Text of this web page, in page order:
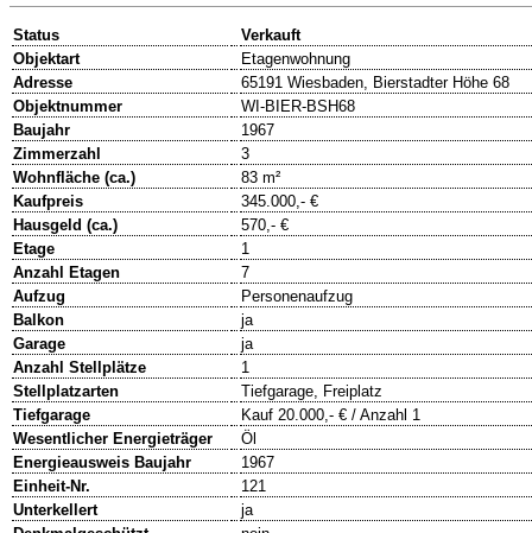
Status
Verkauft
Objektart
Etagenwohnung
Adresse
65191 Wiesbaden, Bierstadter Höhe 68
Objektnummer
WI-BIER-BSH68
Baujahr
1967
Zimmerzahl
3
Wohnfläche (ca.)
83 m²
Kaufpreis
345.000,- €
Hausgeld (ca.)
570,- €
Etage
1
Anzahl Etagen
7
Aufzug
Personenaufzug
Balkon
ja
Garage
ja
Anzahl Stellplätze
1
Stellplatzarten
Tiefgarage, Freiplatz
Tiefgarage
Kauf 20.000,- € / Anzahl 1
Wesentlicher Energieträger
Öl
Energieausweis Baujahr
1967
Einheit-Nr.
121
Unterkellert
ja